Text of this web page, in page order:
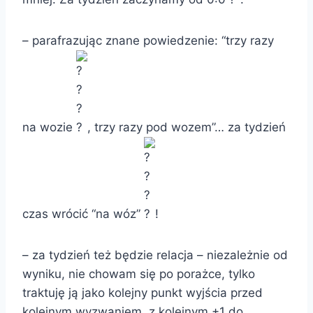
– parafrazując znane powiedzenie: “trzy razy
na wozie , trzy razy pod wozem”… za tydzień
czas wrócić “na wóz” !
– za tydzień też będzie relacja – niezależnie od
wyniku, nie chowam się po porażce, tylko
traktuję ją jako kolejny punkt wyjścia przed